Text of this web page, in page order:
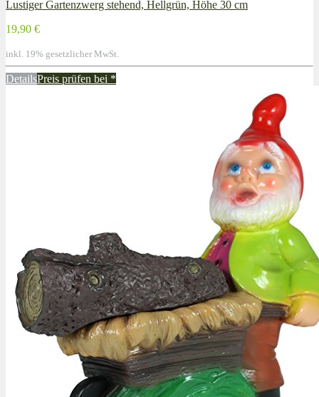
Lustiger Gartenzwerg stehend, Hellgrün, Höhe 30 cm
19,90 €
inkl. 19% gesetzlicher MwSt.
DetailsPreis prüfen bei *